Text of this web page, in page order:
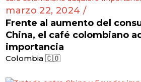
marzo 22, 2024 /
Frente al aumento del
China, el café colombiano
importancia
Colombia 🇨🇴